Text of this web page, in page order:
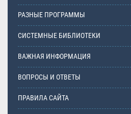
РАЗНЫЕ ПРОГРАММЫ
СИСТЕМНЫЕ БИБЛИОТЕКИ
ВАЖНАЯ ИНФОРМАЦИЯ
ВОПРОСЫ И ОТВЕТЫ
ПРАВИЛА САЙТА